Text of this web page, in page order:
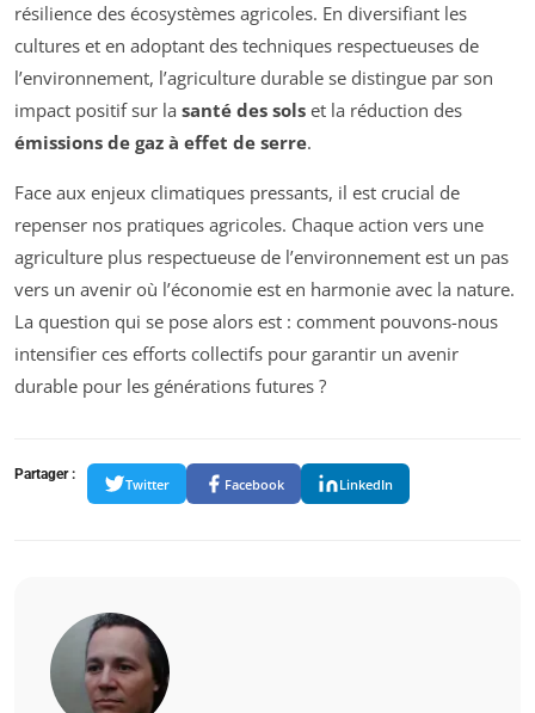
résilience des écosystèmes agricoles. En diversifiant les
cultures et en adoptant des techniques respectueuses de
l’environnement, l’agriculture durable se distingue par son
impact positif sur la santé des sols et la réduction des
émissions de gaz à effet de serre.
Face aux enjeux climatiques pressants, il est crucial de
repenser nos pratiques agricoles. Chaque action vers une
agriculture plus respectueuse de l’environnement est un pas
vers un avenir où l’économie est en harmonie avec la nature.
La question qui se pose alors est : comment pouvons-nous
intensifier ces efforts collectifs pour garantir un avenir
durable pour les générations futures ?
Partager :
Twitter Facebook LinkedIn